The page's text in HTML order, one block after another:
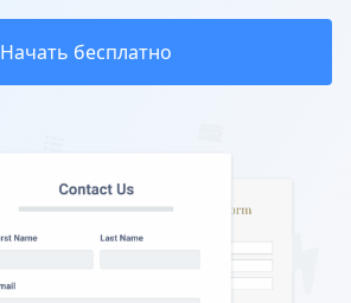
Начать бесплатно